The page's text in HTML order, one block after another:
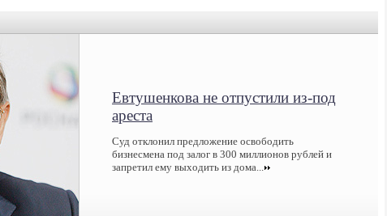
Евтушенкова не отпустили из-под
ареста
Суд отклонил предложение освободить
бизнесмена под залог в 300 миллионов рублей и
запретил ему выходить из дома...